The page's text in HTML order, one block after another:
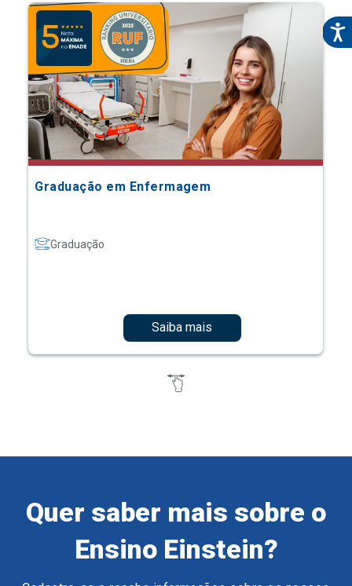
Graduação em Enfermagem
Graduação
Saiba mais
Quer saber mais sobre o
Ensino Einstein?